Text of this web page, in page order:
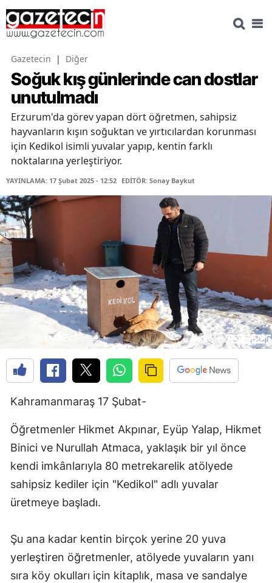
Gazetecin | Diğer
Soğuk kış günlerinde can dostlar
unutulmadı
Erzurum'da görev yapan dört öğretmen, sahipsiz
hayvanların kışın soğuktan ve yırtıcılardan korunması
için Kedikol isimli yuvalar yapıp, kentin farklı
noktalarına yerleştiriyor.
YAYINLAMA: 17 Şubat 2025 - 12:52 EDİTÖR: Sonay Baykut
Kahramanmaraş 17 Şubat-
Öğretmenler Hikmet Akpınar, Eyüp Yalap, Hikmet
Binici ve Nurullah Atmaca, yaklaşık bir yıl önce
kendi imkânlarıyla 80 metrekarelik atölyede
sahipsiz kediler için "Kedikol" adlı yuvalar
üretmeye başladı.
Şu ana kadar kentin birçok yerine 20 yuva
yerleştiren öğretmenler, atölyede yuvaların yanı
sıra köy okulları için kitaplık, masa ve sandalye